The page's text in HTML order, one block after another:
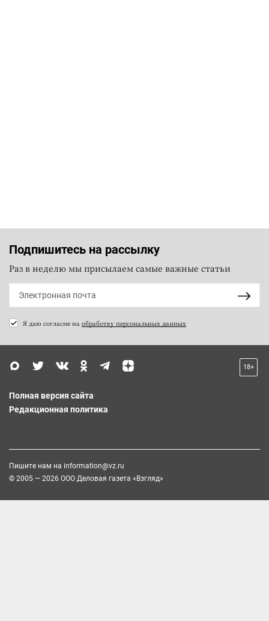
Подпишитесь на рассылку
Раз в неделю мы присылаем самые важные статьи
Я даю согласие на обработку персональных данных
18+
Полная версия сайта
Редакционная политика
Пишите нам на information@vz.ru
© 2005 — 2026 ООО Деловая газета «Взгляд»